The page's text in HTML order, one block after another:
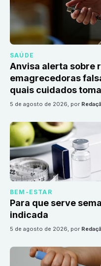
SAÚDE
Anvisa alerta sobre
emagrecedoras
quais cuidados
5 de agosto de 2026, por
BEM-ESTAR
Para que serve
indicada
5 de agosto de 2026, por